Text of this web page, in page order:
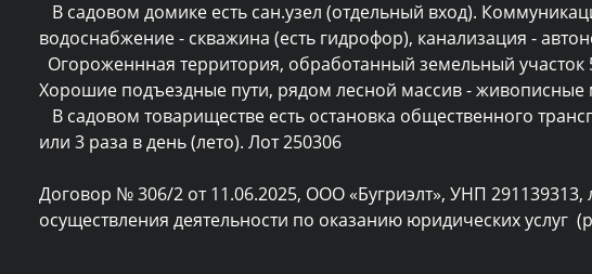
водоснабжение - скважина (есть гидрофор), канализация -
Хорошие подъездные пути, рядом лесной массив - живописные
или 3 раза в день (лето). Лот 250306
Договор № 306/2 от 11.06.2025, ООО «Бугриэлт», УНП
осуществления деятельности по оказанию юридических услуг